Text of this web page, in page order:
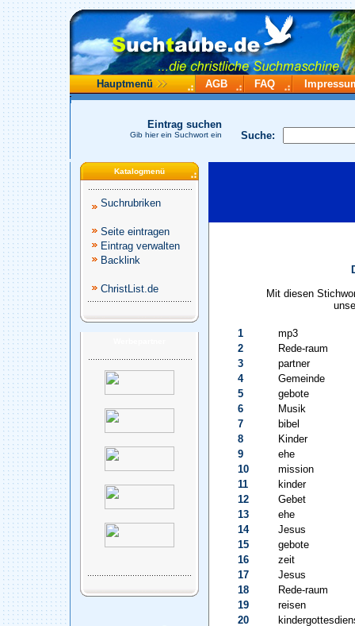
Hauptmenü AGB FAQ
Suche:
Eintrag suchen
Gib hier ein Suchwort ein
Katalogmenü
Suchrubriken
Seite eintragen
Eintrag verwalten
Backlink
ChristList.de
Mit diesen
1
mp3
2
Rede-raum
3
partner
4
Gemeinde
5
gebote
6
Musik
7
bibel
8
Kinder
9
ehe
10
mission
11
kinder
12
Gebet
13
ehe
14
Jesus
15
gebote
16
zeit
17
Jesus
18
Rede-raum
19
reisen
20